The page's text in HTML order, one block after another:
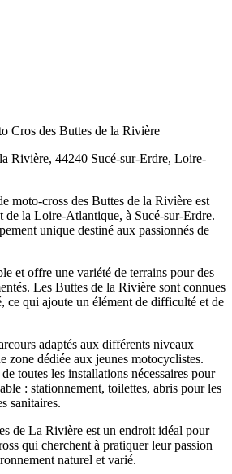
Cros des Buttes de la Rivière
Rivière, 44240 Sucé-sur-Erdre, Loire-
moto-cross des Buttes de la Rivière est
de la Loire-Atlantique, à Sucé-sur-Erdre.
unique destiné aux passionnés de
et offre une variété de terrains pour des
Les Buttes de la Rivière sont connues
ce qui ajoute un élément de difficulté et de
adaptés aux différents niveaux
zone dédiée aux jeunes motocyclistes.
toutes les installations nécessaires pour
: stationnement, toilettes, abris pour les
sanitaires.
de La Rivière est un endroit idéal pour
qui cherchent à pratiquer leur passion
naturel et varié.